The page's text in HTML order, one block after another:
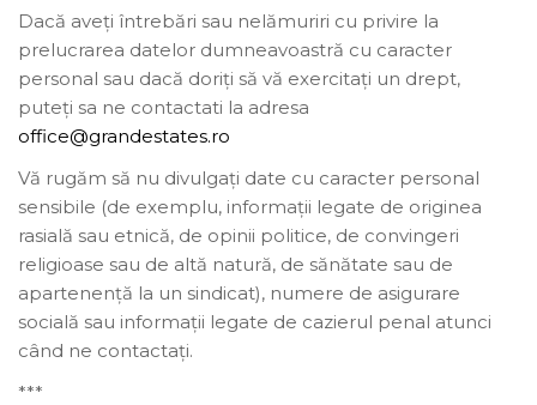
Dacă aveți întrebări sau nelămuriri cu privire la
prelucrarea datelor dumneavoastră cu caracter
personal sau dacă doriți să vă exercitați un drept,
puteți sa ne contactati la adresa
office@grandestates.ro
Vă rugăm să nu divulgați date cu caracter personal
sensibile (de exemplu, informații legate de originea
rasială sau etnică, de opinii politice, de convingeri
religioase sau de altă natură, de sănătate sau de
apartenență la un sindicat), numere de asigurare
socială sau informații legate de cazierul penal atunci
când ne contactați.
***